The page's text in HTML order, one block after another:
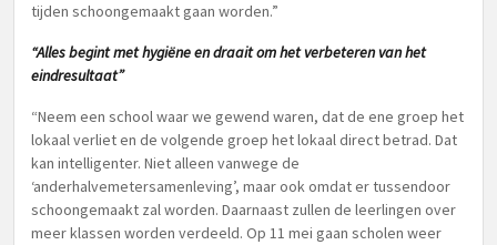
tijden schoongemaakt gaan worden.”
“Alles begint met hygiëne en draait om het verbeteren van het
eindresultaat”
“Neem een school waar we gewend waren, dat de ene groep het
lokaal verliet en de volgende groep het lokaal direct betrad. Dat
kan intelligenter. Niet alleen vanwege de
‘anderhalvemetersamenleving’, maar ook omdat er tussendoor
schoongemaakt zal worden. Daarnaast zullen de leerlingen over
meer klassen worden verdeeld. Op 11 mei gaan scholen weer